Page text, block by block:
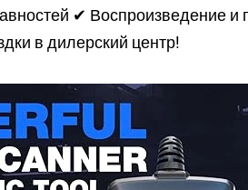
✔ Воспроизведение и
в дилерский центр!